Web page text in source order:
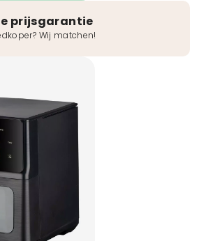
prijsgarantie
Wij matchen!